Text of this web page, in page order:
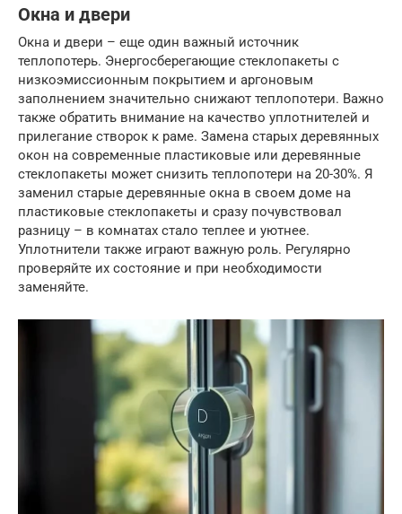
Окна и двери
Окна и двери – еще один важный источник
теплопотерь. Энергосберегающие стеклопакеты с
низкоэмиссионным покрытием и аргоновым
заполнением значительно снижают теплопотери. Важно
также обратить внимание на качество уплотнителей и
прилегание створок к раме. Замена старых деревянных
окон на современные пластиковые или деревянные
стеклопакеты может снизить теплопотери на 20-30%. Я
заменил старые деревянные окна в своем доме на
пластиковые стеклопакеты и сразу почувствовал
разницу – в комнатах стало теплее и уютнее.
Уплотнители также играют важную роль. Регулярно
проверяйте их состояние и при необходимости
заменяйте.